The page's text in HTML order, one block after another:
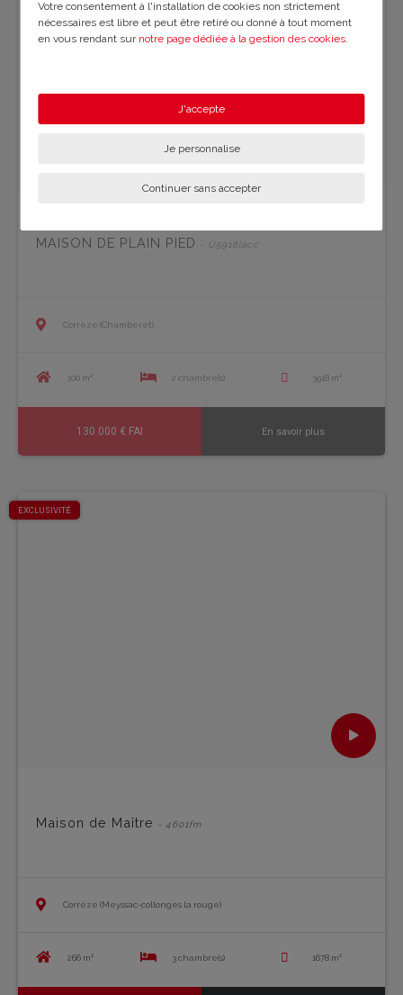
MAISON DE PLAIN PIED - U5918iacc
Corrèze (Chamberet)
100 m² 2 chambre(s) 3918 m²
130 000 € FAI En savoir plus
EXCLUSIVITÉ
Maison de Maître - 4601fm
Corrèze (Meyssac-collonges la rouge)
266 m² 3 chambre(s) 1678 m²
Votre consentement à l'installation de cookies non strictement
nécessaires est libre et peut être retiré ou donné à tout moment
en vous rendant sur notre page dédiée à la gestion des cookies.
J'accepte
Je personnalise
Continuer sans accepter